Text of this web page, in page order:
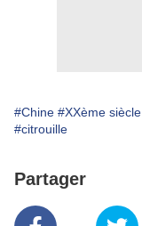
#Chine #XXème siècle
#citrouille
Partager